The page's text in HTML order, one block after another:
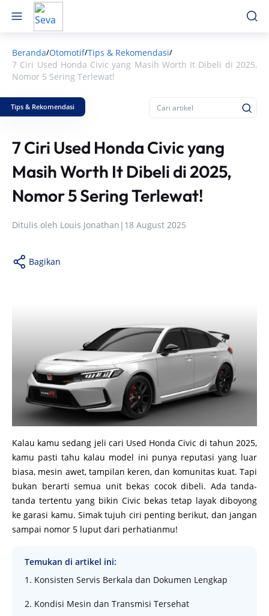
Beranda/Otomotif/Tips & Rekomendasi/
7 Ciri Used Honda Civic yang Masih Worth It Dibeli di 2025,
Nomor 5 Sering Terlewat!
Tips & Rekomendasi
7 Ciri Used Honda Civic yang
Masih Worth It Dibeli di 2025,
Nomor 5 Sering Terlewat!
Ditulis oleh Louis Jonathan | 18 August 2025
Bagikan
Kalau kamu sedang jeli cari Used Honda Civic di tahun 2025,
kamu pasti tahu kalau model ini punya reputasi yang luar
biasa, mesin awet, tampilan keren, dan komunitas kuat. Tapi
bukan berarti semua unit bekas cocok dibeli. Ada tanda-
tanda tertentu yang bikin Civic bekas tetap layak diboyong
ke garasi kamu. Simak tujuh ciri penting berikut, dan jangan
sampai nomor 5 luput dari perhatianmu!
Temukan di artikel ini:
1. Konsisten Servis Berkala dan Dokumen Lengkap
2. Kondisi Mesin dan Transmisi Tersehat